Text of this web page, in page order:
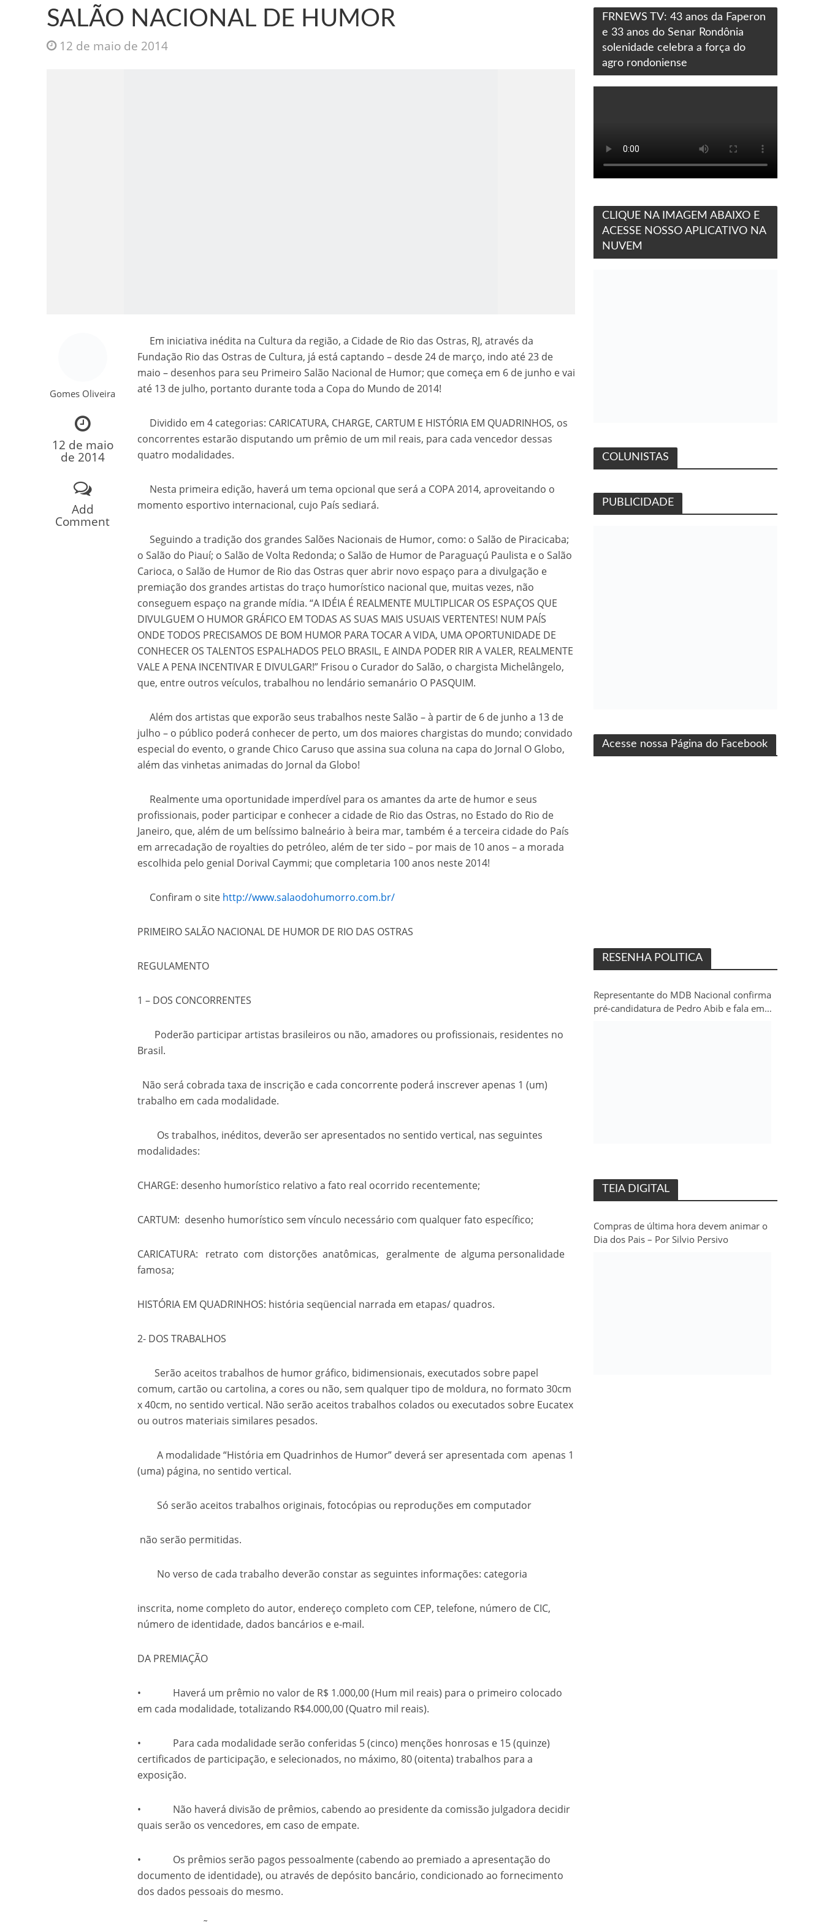
Os segredos não revelados do livro de apocalipse
SALÃO NACIONAL DE HUMOR
12 de maio de 2014
Gomes Oliveira
12 de maio
de 2014
Add
Comment
Em iniciativa inédita na Cultura da região, a Cidade de Rio das Ostras, RJ, através da
Fundação Rio das Ostras de Cultura, já está captando – desde 24 de março, indo até 23 de
maio – desenhos para seu Primeiro Salão Nacional de Humor; que começa em 6 de junho e vai
até 13 de julho, portanto durante toda a Copa do Mundo de 2014!
Dividido em 4 categorias: CARICATURA, CHARGE, CARTUM E HISTÓRIA EM QUADRINHOS, os
concorrentes estarão disputando um prêmio de um mil reais, para cada vencedor dessas
quatro modalidades.
Nesta primeira edição, haverá um tema opcional que será a COPA 2014, aproveitando o
momento esportivo internacional, cujo País sediará.
Seguindo a tradição dos grandes Salões Nacionais de Humor, como: o Salão de Piracicaba;
o Salão do Piauí; o Salão de Volta Redonda; o Salão de Humor de Paraguaçú Paulista e o Salão
Carioca, o Salão de Humor de Rio das Ostras quer abrir novo espaço para a divulgação e
premiação dos grandes artistas do traço humorístico nacional que, muitas vezes, não
conseguem espaço na grande mídia. “A IDÉIA É REALMENTE MULTIPLICAR OS ESPAÇOS QUE
DIVULGUEM O HUMOR GRÁFICO EM TODAS AS SUAS MAIS USUAIS VERTENTES! NUM PAÍS
ONDE TODOS PRECISAMOS DE BOM HUMOR PARA TOCAR A VIDA, UMA OPORTUNIDADE DE
CONHECER OS TALENTOS ESPALHADOS PELO BRASIL, E AINDA PODER RIR A VALER, REALMENTE
VALE A PENA INCENTIVAR E DIVULGAR!” Frisou o Curador do Salão, o chargista Michelângelo,
que, entre outros veículos, trabalhou no lendário semanário O PASQUIM.
Além dos artistas que exporão seus trabalhos neste Salão – à partir de 6 de junho a 13 de
julho – o público poderá conhecer de perto, um dos maiores chargistas do mundo; convidado
especial do evento, o grande Chico Caruso que assina sua coluna na capa do Jornal O Globo,
além das vinhetas animadas do Jornal da Globo!
Realmente uma oportunidade imperdível para os amantes da arte de humor e seus
profissionais, poder participar e conhecer a cidade de Rio das Ostras, no Estado do Rio de
Janeiro, que, além de um belíssimo balneário à beira mar, também é a terceira cidade do País
em arrecadação de royalties do petróleo, além de ter sido – por mais de 10 anos – a morada
escolhida pelo genial Dorival Caymmi; que completaria 100 anos neste 2014!
Confiram o site http://www.salaodohumorro.com.br/
PRIMEIRO SALÃO NACIONAL DE HUMOR DE RIO DAS OSTRAS
REGULAMENTO
1 – DOS CONCORRENTES
Poderão participar artistas brasileiros ou não, amadores ou profissionais, residentes no
Brasil.
Não será cobrada taxa de inscrição e cada concorrente poderá inscrever apenas 1 (um)
trabalho em cada modalidade.
Os trabalhos, inéditos, deverão ser apresentados no sentido vertical, nas seguintes
modalidades:
CHARGE: desenho humorístico relativo a fato real ocorrido recentemente;
CARTUM: desenho humorístico sem vínculo necessário com qualquer fato específico;
CARICATURA: retrato com distorções anatômicas, geralmente de alguma personalidade
famosa;
HISTÓRIA EM QUADRINHOS: história seqüencial narrada em etapas/ quadros.
2- DOS TRABALHOS
Serão aceitos trabalhos de humor gráfico, bidimensionais, executados sobre papel
comum, cartão ou cartolina, a cores ou não, sem qualquer tipo de moldura, no formato 30cm
x 40cm, no sentido vertical. Não serão aceitos trabalhos colados ou executados sobre Eucatex
ou outros materiais similares pesados.
A modalidade “História em Quadrinhos de Humor” deverá ser apresentada com apenas 1
(uma) página, no sentido vertical.
Só serão aceitos trabalhos originais, fotocópias ou reproduções em computador
não serão permitidas.
No verso de cada trabalho deverão constar as seguintes informações: categoria
inscrita, nome completo do autor, endereço completo com CEP, telefone, número de CIC,
número de identidade, dados bancários e e-mail.
DA PREMIAÇÃO
• Haverá um prêmio no valor de R$ 1.000,00 (Hum mil reais) para o primeiro colocado
em cada modalidade, totalizando R$4.000,00 (Quatro mil reais).
• Para cada modalidade serão conferidas 5 (cinco) menções honrosas e 15 (quinze)
certificados de participação, e selecionados, no máximo, 80 (oitenta) trabalhos para a
exposição.
• Não haverá divisão de prêmios, cabendo ao presidente da comissão julgadora decidir
quais serão os vencedores, em caso de empate.
• Os prêmios serão pagos pessoalmente (cabendo ao premiado a apresentação do
documento de identidade), ou através de depósito bancário, condicionado ao fornecimento
dos dados pessoais do mesmo.
FRNEWS TV: 43 anos da Faperon
e 33 anos do Senar Rondônia
solenidade celebra a força do
agro rondoniense
CLIQUE NA IMAGEM ABAIXO E
ACESSE NOSSO APLICATIVO NA
NUVEM
COLUNISTAS
PUBLICIDADE
Acesse nossa Página do Facebook
RESENHA POLITICA
Representante do MDB Nacional confirma
pré-candidatura de Pedro Abib e fala em
TEIA DIGITAL
Compras de última hora devem animar o
Dia dos Pais – Por Silvio Persivo